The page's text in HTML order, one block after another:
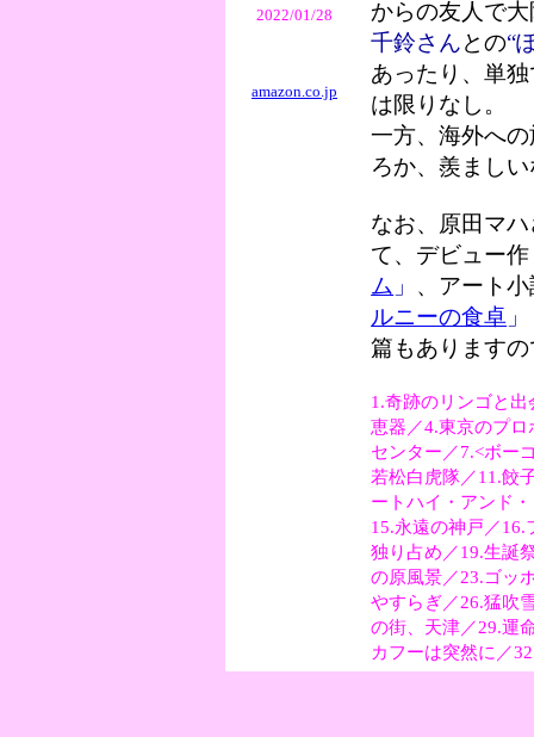
2022/01/28
amazon.co.jp
からの友人で
千鈴さんとの“
あったり、単
は限りなし。
一方、海外へ
ろか、羨まし
なお、原田マ
て、デビュー作
ム 」 、アート
ルニーの食卓
篇もあります
1.奇跡のリンゴと
恵器／4.東京のプ
センター／7.<ボー
若松白虎隊／11.餃
ートハイ・アンド
15.永遠の神戸／
独り占め／19.生誕
の原風景／23.ゴッ
やすらぎ／26.猛吹
の街、天津／29.運
カフーは突然に／